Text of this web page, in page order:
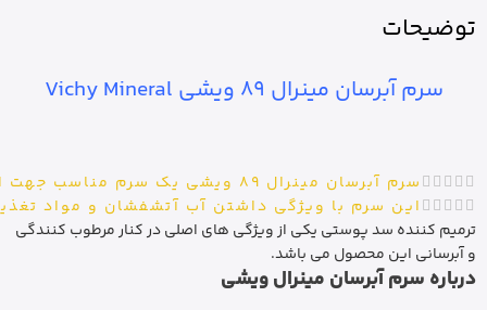
توضیحات
سرم آبرسان مینرال 89 ویشی Vichy Mineral
سرم آبرسان مینرال 89 ویشی یک سرم مناسب جهت استفاده روزانه است. از آنجایی که پوست اولین خط دفاعی در برابر تهاجمات روزانه است، تقویت سد پوستی یک حرکت ضروری در روال هر نوع پوست است.
این سرم با ویژگی داشتن آب آتشفشان و مواد
ترمیم کننده سد پوستی یکی از ویژگی های اصلی در کنار مرطوب کنندگی
و آبرسانی این محصول می باشد.
درباره سرم آبرسان مینرال ویشی